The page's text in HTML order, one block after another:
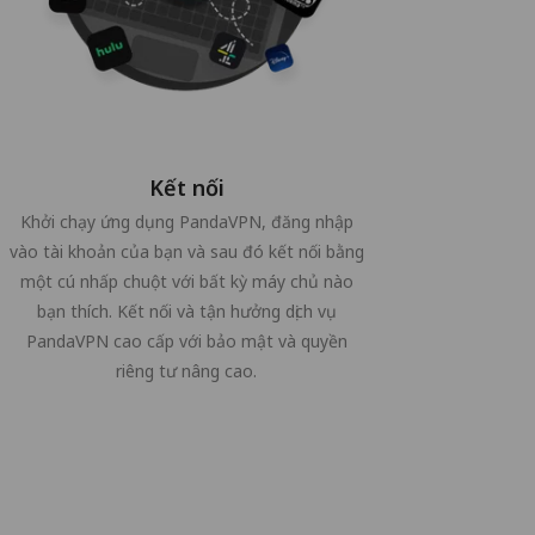
Kết nối
Khởi chạy ứng dụng PandaVPN, đăng nhập
vào tài khoản của bạn và sau đó kết nối bằng
một cú nhấp chuột với bất kỳ máy chủ nào
bạn thích. Kết nối và tận hưởng dịch vụ
PandaVPN cao cấp với bảo mật và quyền
riêng tư nâng cao.